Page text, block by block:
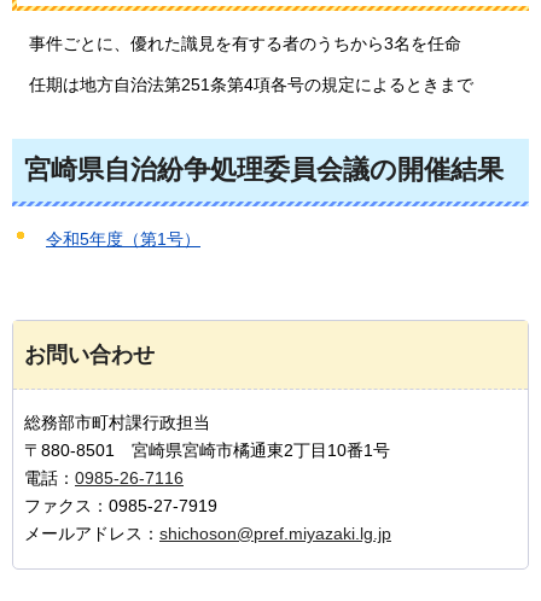
事件ごとに、 優れた識見を有する者のうちから3名を任命
任期は地方自治法第251条第4項各号の規定によるときまで
宮崎県自治紛争処理委員会議の開催結果
令和5年度（第1号）
お問い合わせ
総務部市町村課行政担当
〒880-8501 宮崎県宮崎市橘通東2丁目10番1号
電話： 0985-26-7116
ファクス：0985-27-7919
メールアドレス： shichoson@pref.miyazaki.lg.jp